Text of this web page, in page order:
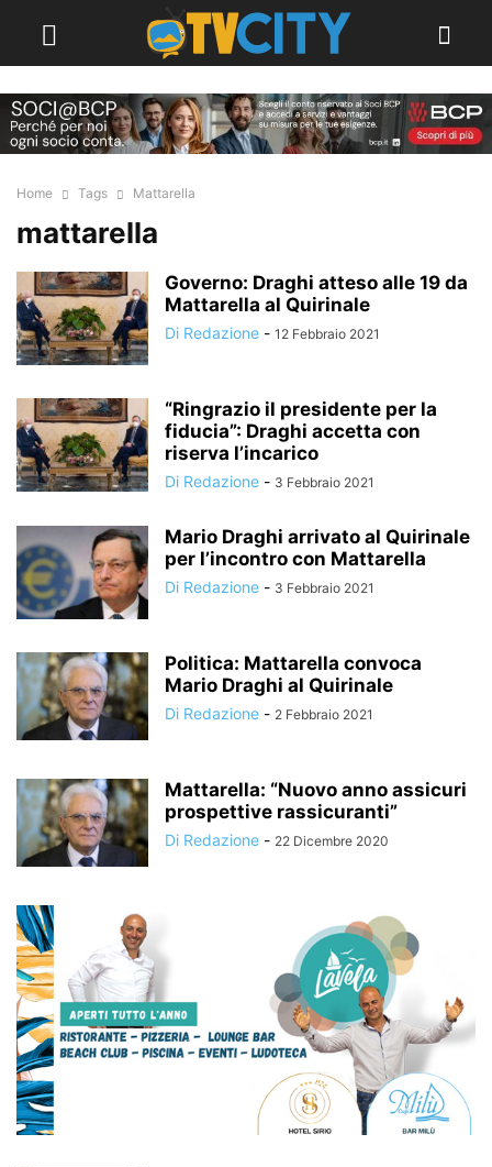
Home Tags Mattarella
mattarella
Governo: Draghi atteso alle 19 da
Mattarella al Quirinale
Di Redazione - 12 Febbraio 2021
“Ringrazio il presidente per la
fiducia”: Draghi accetta con
riserva l’incarico
Di Redazione - 3 Febbraio 2021
Mario Draghi arrivato al Quirinale
per l’incontro con Mattarella
Di Redazione - 3 Febbraio 2021
Politica: Mattarella convoca
Mario Draghi al Quirinale
Di Redazione - 2 Febbraio 2021
Mattarella: “Nuovo anno assicuri
prospettive rassicuranti”
Di Redazione - 22 Dicembre 2020